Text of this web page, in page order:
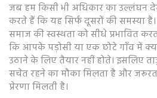
जब हम किसी भी अधिकार का उल्लंघन
करते हैं कि यह सिर्फ दूसरों की समस्या
समाज की स्वस्थता को सीधे प्रभावित
कि आपके पड़ोसी या एक छोटे गाँव में
उठाने के लिए तैयार नहीं होते। इसलिए
सचेत रहने का मौका मिलता है और
प्रेरणा मिलती है।